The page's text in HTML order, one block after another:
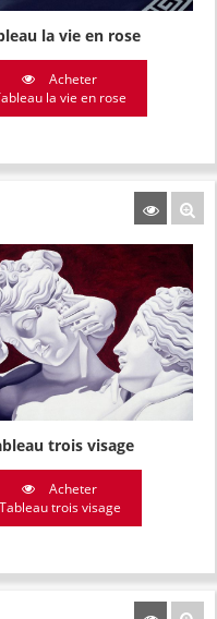
la vie en rose
Acheter
la vie en rose
trois visage
Acheter
Tableau trois visage